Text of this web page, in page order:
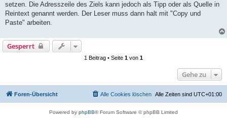
setzen. Die Adresszeile des Ziels kann jedoch als Tipp oder als Quelle in
Reintext genannt werden. Der Leser muss dann halt mit "Copy und
Paste" arbeiten.
Gesperrt
1 Beitrag • Seite 1 von 1
Gehe zu
Foren-Übersicht Alle Zeiten sind UTC+01:00
Alle Cookies löschen
Powered by phpBB® Forum Software © phpBB Limited